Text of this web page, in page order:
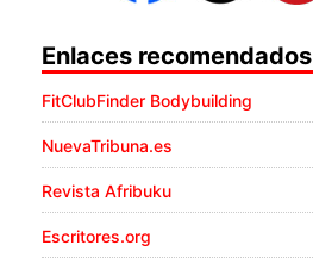
Enlaces recomendados
FitClubFinder Bodybuilding
NuevaTribuna.es
Revista Afribuku
Escritores.org